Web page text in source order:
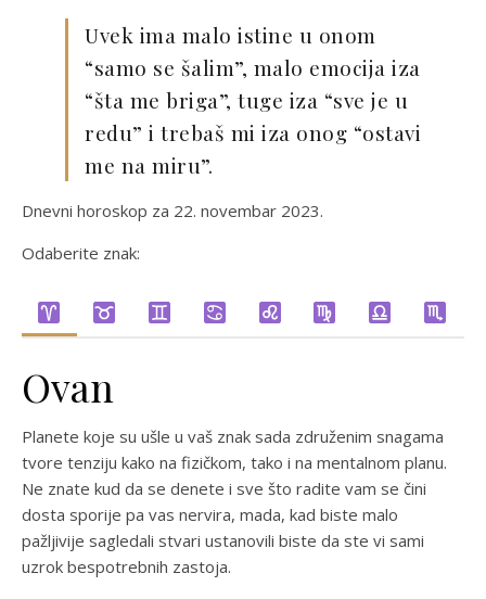
Uvek ima malo istine u onom
“samo se šalim”, malo emocija iza
“šta me briga”, tuge iza “sve je u
redu” i trebaš mi iza onog “ostavi
me na miru”.
Dnevni horoskop za 22. novembar 2023.
Odaberite znak:
Ovan
Planete koje su ušle u vaš znak sada združenim snagama
tvore tenziju kako na fizičkom, tako i na mentalnom planu.
Ne znate kud da se denete i sve što radite vam se čini
dosta sporije pa vas nervira, mada, kad biste malo
pažljivije sagledali stvari ustanovili biste da ste vi sami
uzrok bespotrebnih zastoja.